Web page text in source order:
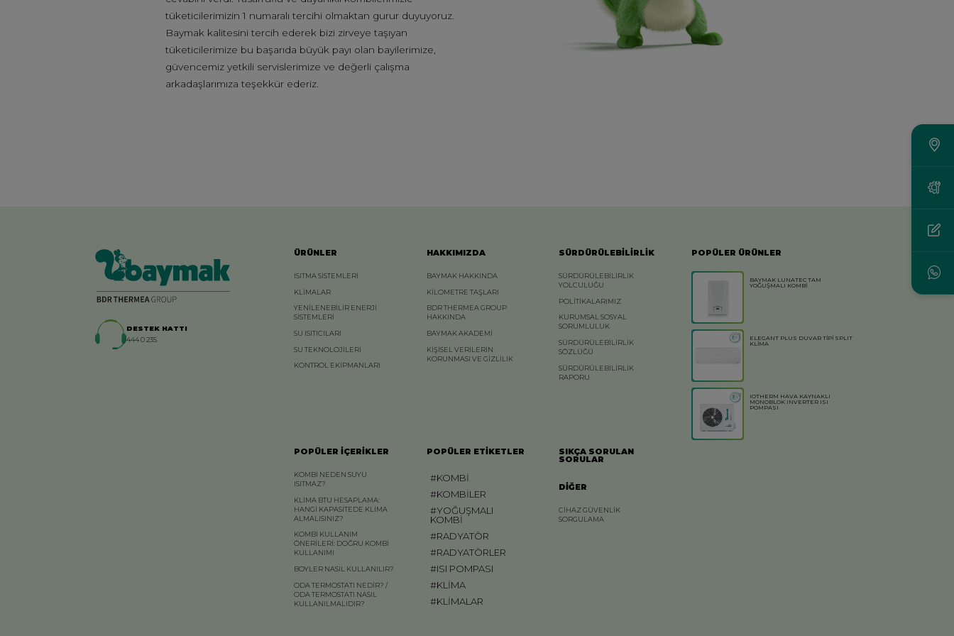
tüketicilerimizin 1 numaralı tercihi olmaktan gurur duyuyoruz.
Baymak kalitesini tercih ederek bizi zirveye taşıyan
tüketicilerimize bu başarıda büyük payı olan bayilerimize,
güvencemiz yetkili servislerimize ve değerli çalışma
arkadaşlarımıza teşekkür ederiz.
DESTEK HATTI
444 0 235
ÜRÜNLER
ISITMA SİSTEMLERİ
KLİMALAR
YENİLENEBİLİR ENERJİ
SİSTEMLERİ
SU ISITICILARI
SU TEKNOLOJİLERİ
KONTROL EKİPMANLARI
POPÜLER İÇERİKLER
KOMBİ NEDEN SUYU
ISITMAZ?
KLİMA BTU HESAPLAMA:
HANGİ KAPASİTEDE KLİMA
ALMALISINIZ?
KOMBİ KULLANIM
ÖNERİLERİ: DOĞRU KOMBİ
KULLANIMI
BOYLER NASIL KULLANILIR?
ODA TERMOSTATI NEDİR? /
ODA TERMOSTATI NASIL
KULLANILMALIDIR?
HAKKIMIZDA
BAYMAK HAKKINDA
KİLOMETRE TAŞLARI
BDR THERMEA GROUP
HAKKINDA
BAYMAK AKADEMİ
KİŞİSEL VERİLERİN
KORUNMASI VE GİZLİLİK
POPÜLER ETİKETLER
#KOMBİ
#KOMBİLER
#YOĞUŞMALI
KOMBİ
#RADYATÖR
#RADYATÖRLER
#ISI POMPASI
#KLİMA
#KLİMALAR
SÜRDÜRÜLEBİLİRLİK
SÜRDÜRÜLEBİLİRLİK
YOLCULUĞU
POLİTİKALARIMIZ
KURUMSAL SOSYAL
SORUMLULUK
SÜRDÜRÜLEBİLİRLİK
SÖZLÜĞÜ
SÜRDÜRÜLEBİLİRLİK
RAPORU
SIKÇA SORULAN
SORULAR
DİĞER
CİHAZ GÜVENLİK
SORGULAMA
POPÜLER ÜRÜNLER
BAYMAK LUNATEC TAM
YOĞUŞMALI KOMBİ
ELEGANT PLUS DUVAR TİPİ SPLIT
KLİMA
IOTHERM HAVA KAYNAKLI
MONOBLOK INVERTER ISI
POMPASI